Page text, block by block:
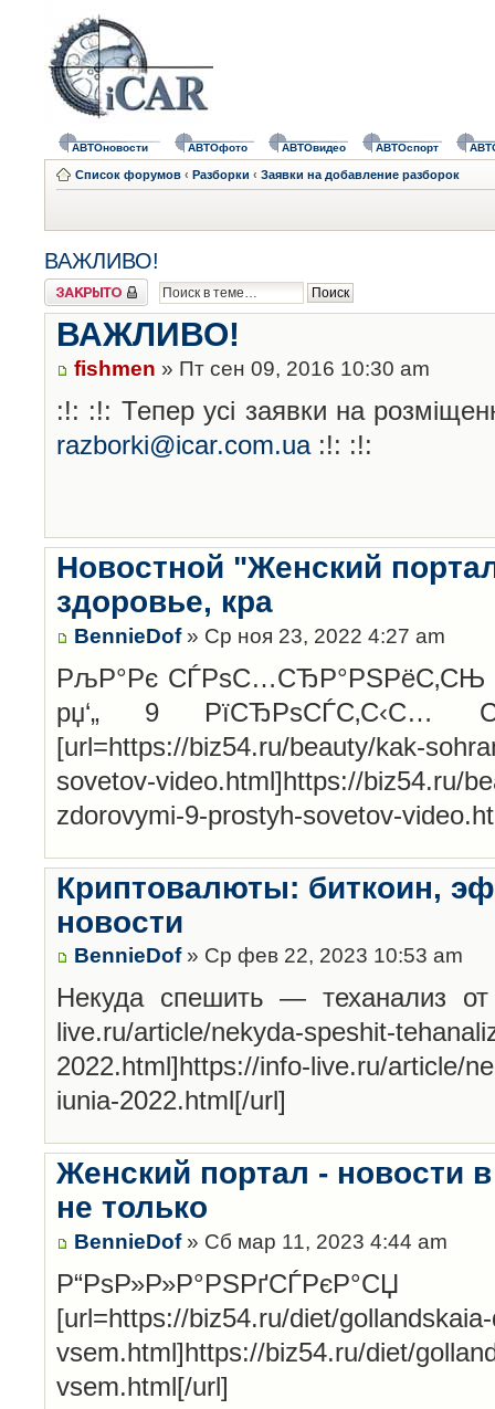
АВТОновости АВТОфото АВТОвидео АВТОспорт
Список форумов ‹ Разборки ‹ Заявки на добавление разборок
ВАЖЛИВО!
Закрыто
ВАЖЛИВО!
fishmen » Пт сен 09, 2016 10:30 am
:!: :!: Тепер усі заявки на
razborki@icar.com.ua:!: :!:
Новостной "Женский
здоровье, кра
BennieDof» Ср ноя 23, 2022 4:27 am
РљР°Рє СЃРѕС…СЂР°РЅРёС‚СЊ
рџ‘„ 9 РїСЂРѕСЃС‚С‹С…
[url=https://biz54.ru/beauty/kak-
sovetov-video.html]https://biz54.ru/
zdorovymi-9-prostyh-sovetov-
Криптовалюты: биткоин,
новости
BennieDof» Ср фев 22, 2023 10:53 am
Некуда спешить — теханализ
live.ru/article/nekyda-speshit-
2022.html]https://info-live.ru/article/
iunia-2022.html[/url]
Женский портал - новости
не только
BennieDof» Сб мар 11, 2023 4:44 am
[url=https://biz54.ru/diet/
vsem.html]https://biz54.ru/diet/
vsem.html[/url]